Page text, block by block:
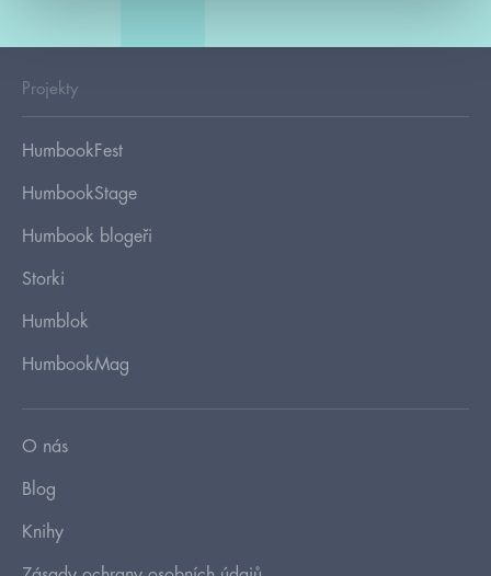
Projekty
HumbookFest
HumbookStage
Humbook blogeři
Storki
Humblok
HumbookMag
O nás
Blog
Knihy